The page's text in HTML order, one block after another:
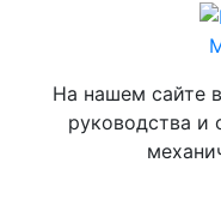
На нашем сайте
руководства и